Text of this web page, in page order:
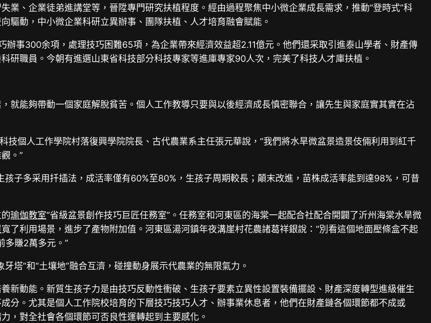
業、企業徒弟進講堂等，晉陞專門研究扶植程度。經由過程聚焦中小微企業成長需求，推動“登時式”科
驅動，中小微企業科研立異辦事、團隊扶植、人才培育融會賦能。
事300余項，處理技巧困難65項，為企業帶來經濟效益超2.11億元。他們還采取引進泰山學者、財產傳
研職員。今朝有進選山東省科技部分科技專家等進庫專家90人次，完美了科技人才庫扶植。
就能夠帶動一個家庭解脫貧苦。個人工作教導只要與以後經濟成長慎密聯合，讓先生與家庭實其實在沾
技個人工作學院村落復興學院院長、古代農業系主任張元華說，“我們將水旱微盆景造景伎倆利用到紅千
。”
子多采用扦插法，成活率僅有60%至80%，生孩子周期較長；顛末改進，苗株成活率能到達98%，可昔
瑜伽教室“省級盆景創作技巧巨匠任務室”。任務室和河東區的海棠一起配合社配合開闢了沂州海棠水旱微
寬了利用場景，進步了產物附加值。河東區湯河鎮年夜溝崖村花農諸葛祥銀說：“別看這個地面壓條盒不起
多賺2萬多元。”
塔”和“土壤地”融合互濟，碰撞動身展示代農業的無限氣力。
新動能。新質生孩子力是由技巧反動性衝破、生孩子要素立異性設置裝備擺設、財產深度轉型進級催生
分。尤其是個人工作院校培育的下層技巧技巧人才、辦事業休息者，他們在財產鏈各個環節都不成或
，對全社會各個環節可否良性運轉起到主要感化。